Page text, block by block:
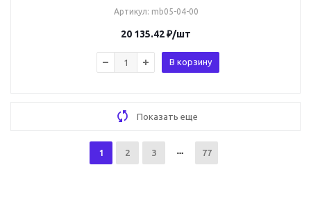
Артикул: mb05-04-00
20 135.42₽/шт
В корзину
Показать еще
1 2 3 77